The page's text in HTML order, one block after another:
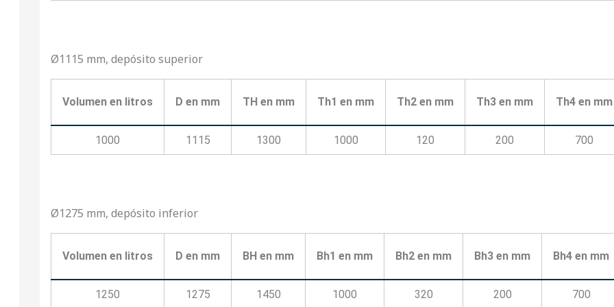
Ø1115 mm, depósito superior
Volumen en litros D en mm TH en mm Th1 en mm Th2 en mm Th3 en mm Th4 en mm
1000 1115 1300 1000 120 200 700
Ø1275 mm, depósito inferior
Volumen en litros D en mm BH en mm Bh1 en mm Bh2 en mm Bh3 en mm Bh4 en mm
1250 1275 1450 1000 320 200 700